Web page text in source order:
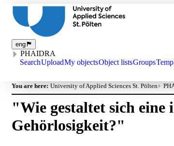
eng
PHAIDRA
SearchUploadMy objectsObject listsGroups
You are here: University of Applied Sciences St. Pölten
"Wie gestaltet sich
Gehörlosigkeit?"